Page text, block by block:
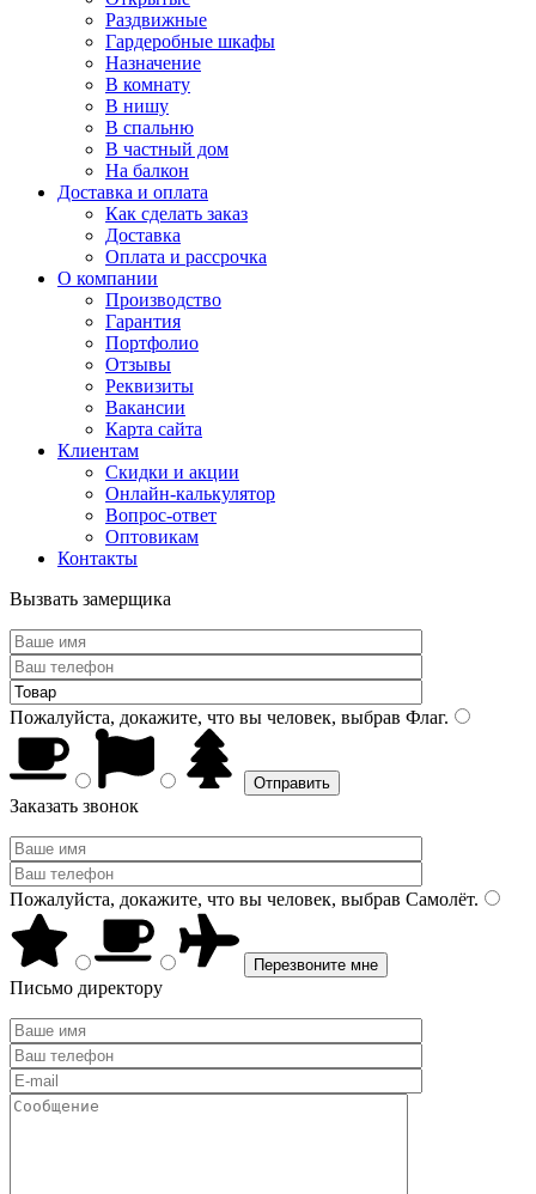
Раздвижные
Гардеробные шкафы
Назначение
В комнату
В нишу
В спальню
В частный дом
На балкон
Доставка и оплата
Как сделать заказ
Доставка
Оплата и рассрочка
О компании
Производство
Гарантия
Портфолио
Отзывы
Реквизиты
Вакансии
Карта сайта
Клиентам
Скидки и акции
Онлайн-калькулятор
Вопрос-ответ
Оптовикам
Контакты
Вызвать замерщика
Пожалуйста, докажите, что вы человек, выбрав Флаг.
Заказать звонок
Пожалуйста, докажите, что вы человек, выбрав Самолёт.
Письмо директору